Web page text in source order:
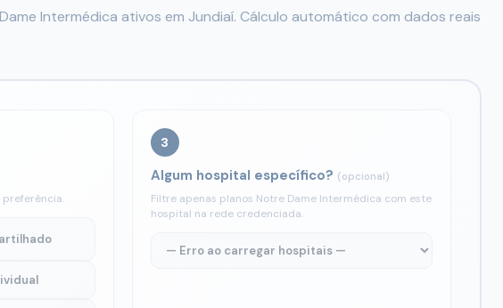
Intermédica ativos em Jundiaí. Cálculo automático com dados reais
preferência.
3
Algum hospital específico? (opcional)
Filtre apenas planos Notre Dame Intermédica com este
hospital na rede credenciada.